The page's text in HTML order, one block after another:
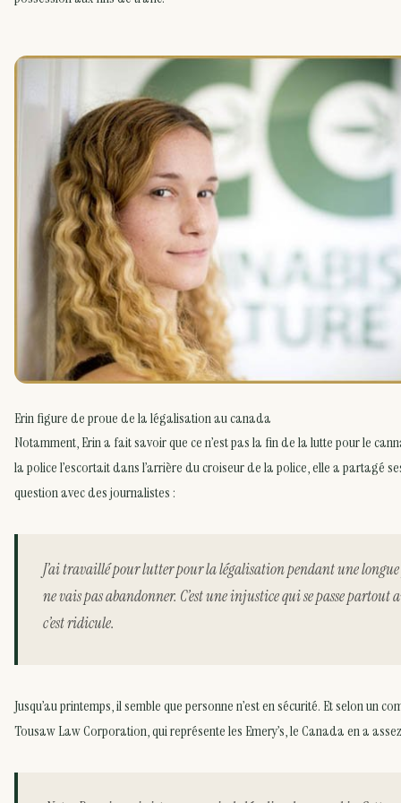
Erin figure de proue de la légalisation au canada
Notamment, Erin a fait savoir que ce n’est pas la fin de la lutte pour le
la police l’escortait dans l’arrière du croiseur de la police, elle a partagé
question avec des journalistes :
J’ai travaillé pour lutter pour la légalisation pendant une longue
ne vais pas abandonner. C’est une injustice qui se passe partout
c’est ridicule.
Jusqu’au printemps, il semble que personne n’est en sécurité. Et selon un
Tousaw Law Corporation, qui représente les Emery’s, le Canada en a